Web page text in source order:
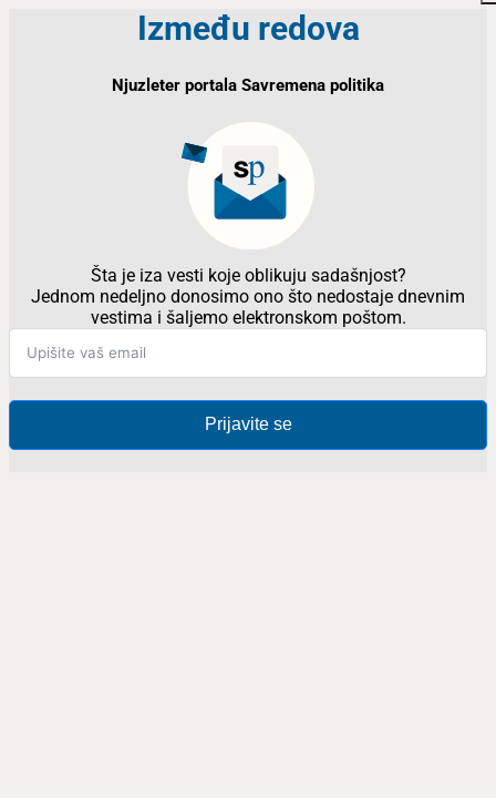
Između redova
Njuzleter portala Savremena politika
Šta je iza vesti koje oblikuju sadašnjost?
Jednom nedeljno donosimo ono što nedostaje dnevnim
vestima i šaljemo elektronskom poštom.
Prijavite se